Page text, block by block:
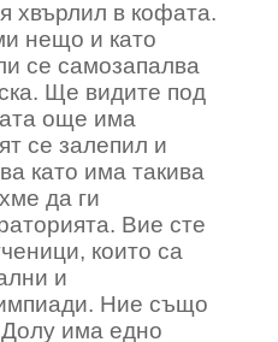
хвърлил в кофата.
нещо и като
се самозапалва
Ще видите под
още има
се залепил и
като има такива
да ги
Вие сте
които са
и
Ние също
има едно